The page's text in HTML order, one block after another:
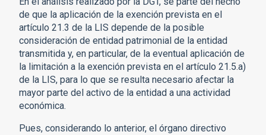
de que la aplicación de la exención prevista en el
artículo 21.3 de la LIS depende de la posible
consideración de entidad patrimonial de la entidad
transmitida y, en particular, de la eventual aplicación de
la limitación a la exención prevista en el artículo 21.5.a)
de la LIS, para lo que se resulta necesario afectar la
mayor parte del activo de la entidad a una actividad
económica.
Pues, considerando lo anterior, el órgano directivo